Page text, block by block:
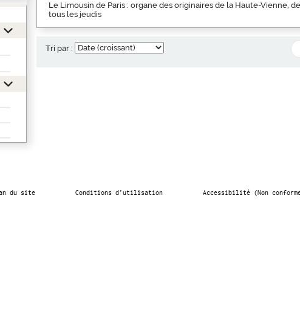
Le Limousin de Paris : organe des originaires de la Haute-Vienne,
tous les jeudis
Tri par :
du site Conditions d’utilisation Accessibilité (Non